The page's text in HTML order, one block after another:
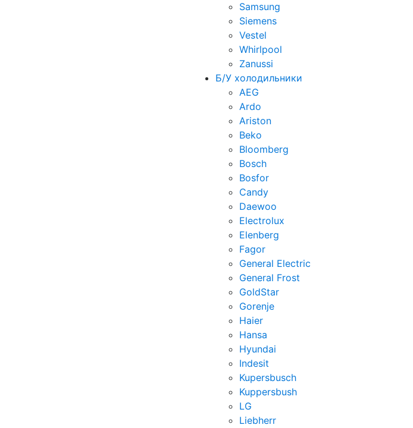
Samsung
Siemens
Vestel
Whirlpool
Zanussi
Б/У холодильники
AEG
Ardo
Ariston
Beko
Bloomberg
Bosch
Bosfor
Candy
Daewoo
Electrolux
Elenberg
Fagor
General Electric
General Frost
GoldStar
Gorenje
Haier
Hansa
Hyundai
Indesit
Kupersbusch
Kuppersbush
LG
Liebherr